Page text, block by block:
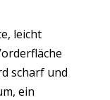
leicht
scharf und
ein